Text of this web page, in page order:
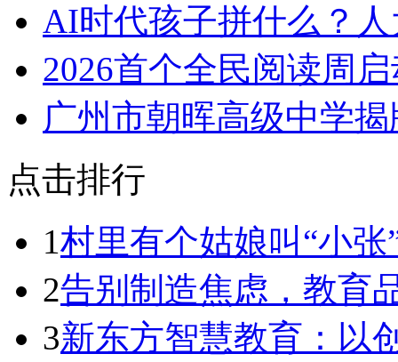
​AI时代孩子拼什么？
​2026首个全民阅读周
广州市朝晖高级中学
点击排行
1村里有个姑娘叫“小
2告别制造焦虑，教育
3新东方智慧教育：以